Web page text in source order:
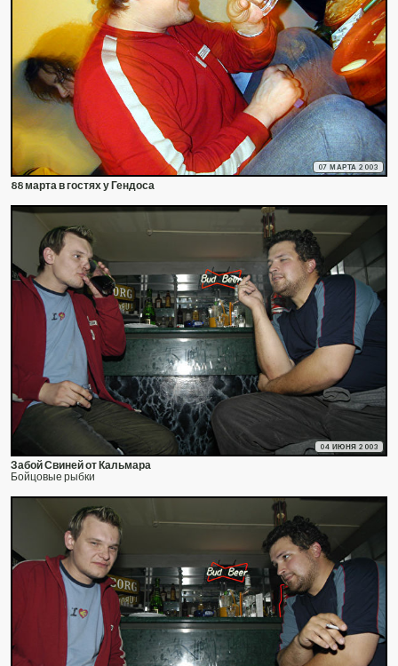
07 МАРТА 2003
88 марта в гостях у Гендоса
04 ИЮНЯ 2003
Забой Свиней от Кальмара
Бойцовые рыбки